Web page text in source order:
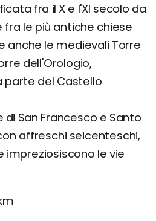
fra il X e l'XI secolo da
fra le più antiche chiese
anche le medievali Torre
dell'Orologio,
del Castello
San Francesco e Santo
affreschi seicenteschi,
impreziosiscono le vie